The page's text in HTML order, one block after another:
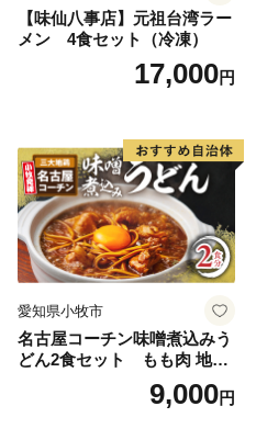
【味仙八事店】元祖台湾ラー
メン 4食セット（冷凍）
17,000円
愛知県小牧市
名古屋コーチン味噌煮込みう
どん2食セット もも肉 地鶏
9,000円